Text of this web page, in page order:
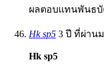
ผลตอบแทนพันธ
Hk sp5 3 ปี ที่ผ่าน
Hk sp5